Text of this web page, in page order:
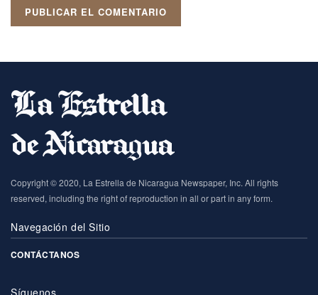
Copyright © 2020, La Estrella de Nicaragua Newspaper, Inc. All rights
reserved, including the right of reproduction in all or part in any form.
Navegación del Sitio
CONTÁCTANOS
Síguenos